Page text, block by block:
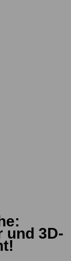
und 3D-